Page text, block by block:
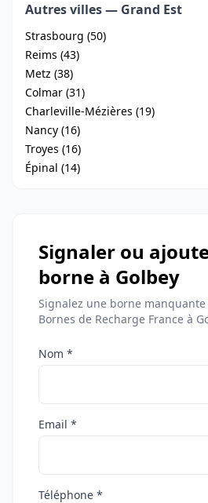
Autres villes — Grand Est
Strasbourg (50)
Reims (43)
Metz (38)
Colmar (31)
Charleville-Mézières (19)
Nancy (16)
Troyes (16)
Épinal (14)
Signaler ou
borne à Golbey
Signalez une borne
Bornes de Recharge France à
Nom *
Email *
Téléphone *